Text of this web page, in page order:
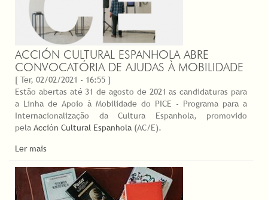
ACCIÓN CULTURAL ESPANHOLA ABRE
CONVOCATÓRIA DE AJUDAS À MOBILIDADE
[ Ter, 02/02/2021 - 16:55 ]
Estão abertas até 31 de agosto de 2021 as candidaturas para
a Linha de Apoio à Mobilidade do PICE - Programa para a
Internacionalização da Cultura Espanhola, promovido
pela Acción Cultural Espanhola (AC/E).
Ler mais